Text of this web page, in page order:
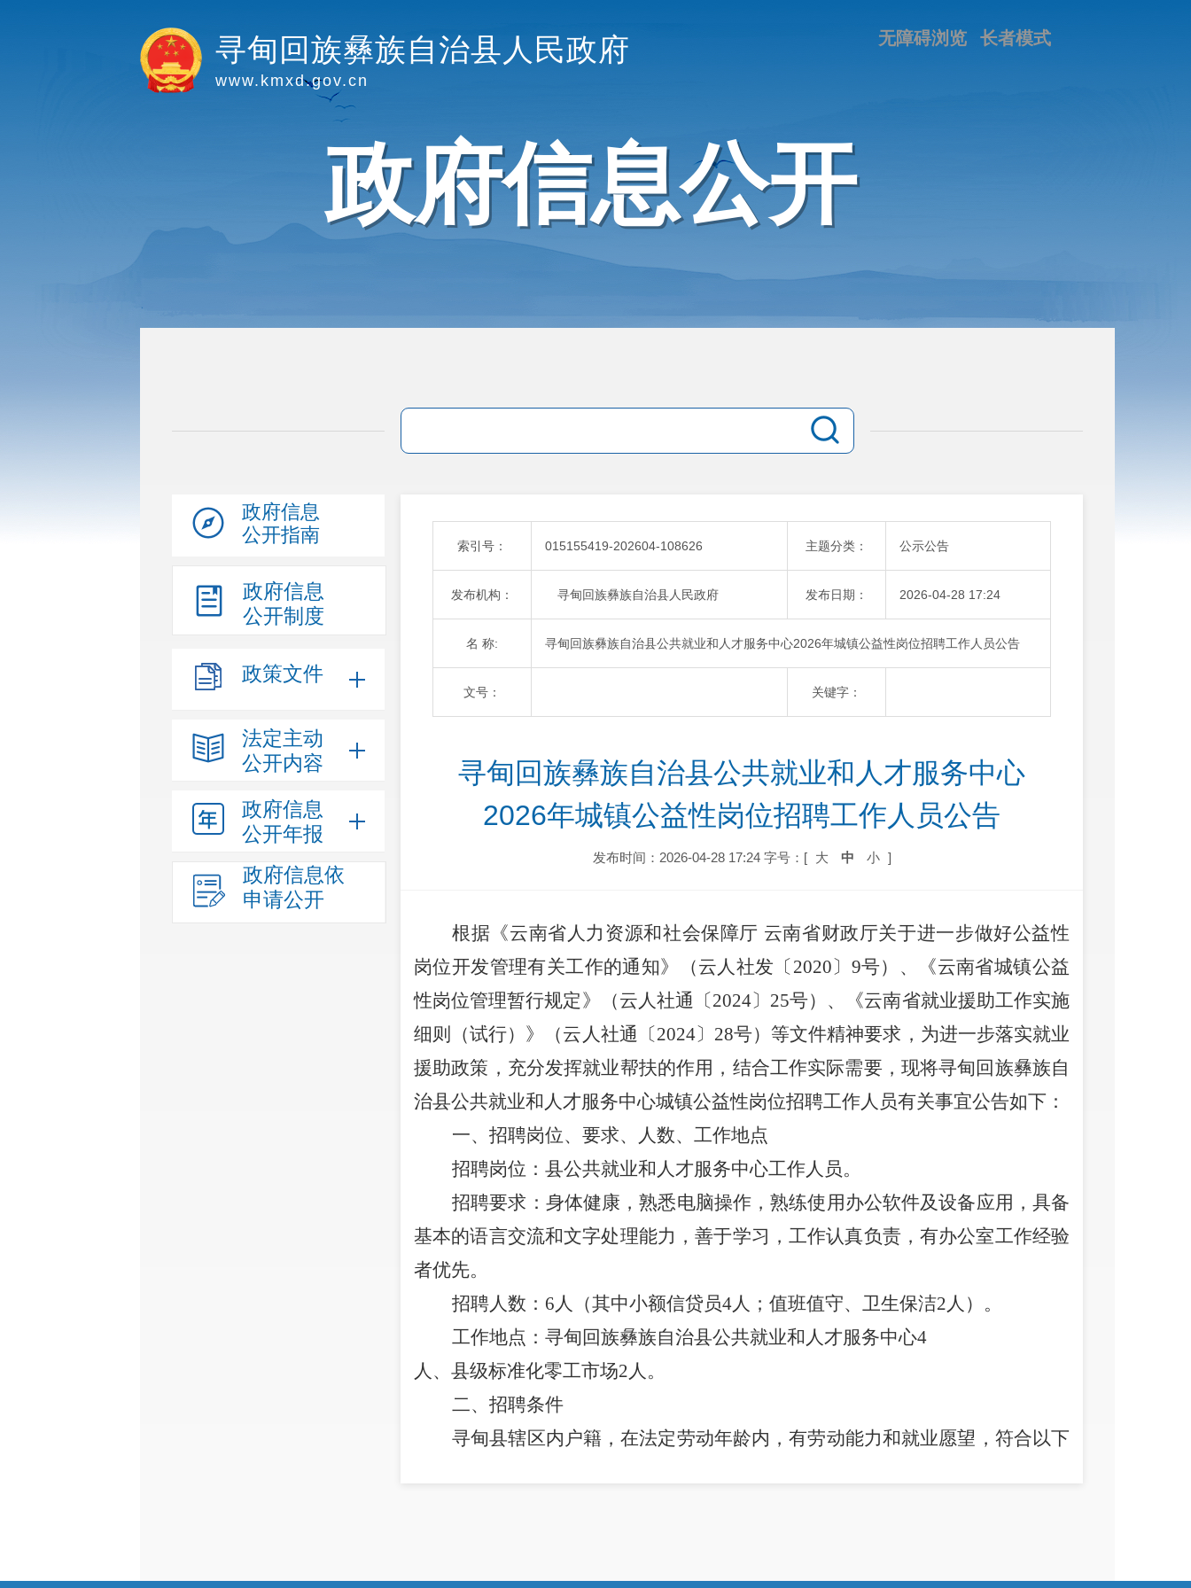
长者模式
无障碍浏览
寻甸回族彝族自治县人民政府
www.kmxd.gov.cn
政府信息公开
政府信息
公开指南
政府信息
公开制度
政策文件
法定主动
公开内容
政府信息
公开年报
政府信息依
申请公开
索引号： 015155419-202604-108626 主题分类： 公示公告
发布机构： 寻甸回族彝族自治县人民政府 发布日期： 2026-04-28 17:24
名 称: 寻甸回族彝族自治县公共就业和人才服务中心2026年城镇公益性岗位招聘工作人员公告
文号： 关键字：
寻甸回族彝族自治县公共就业和人才服务中心
2026年城镇公益性岗位招聘工作人员公告
发布时间：2026-04-28 17:24 字号：[ 大 中 小 ]
根据《云南省人力资源和社会保障厅 云南省财政厅关于进一步做好公益性
岗位开发管理有关工作的通知》（云人社发〔 2020〕 9号）、《云南省城镇公益
性岗位管理暂行规定》（云人社通〔2024〕 25号）、《云南省就业援助工作实施
细则（试行）》（云人社通〔2024〕 28号）等文件精神要求，为进一步落实就业
援助政策，充分发挥就业帮扶的作用，结合工作实际需要，现将寻甸回族彝族自
治县公共就业和人才服务中心城镇公益性岗位招聘工作人员有关事宜公告如下：
一、招聘岗位、 要求、
人数、工作地点
招聘岗位：县公共就业和人才服务中心工作人员。
招聘要求：身体健康，熟悉电脑操作，熟练使用办公软件及设备应用，具备
基本的语言交流和文字处理能力，善于学习，工作认真负责，有办公室工作经验
者优先。
招聘人数： 6人 （其中小额信贷员4人；值班值守、卫生保洁2人）。
工作地点：寻甸回族彝族自治县公共就业和人才服务中心4
人、县级标准化零工市场2人。
二、招聘条件
寻甸县辖区内户籍，在法定劳动年龄内，有劳动能力和就业愿望，符合以下